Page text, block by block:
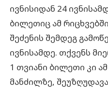
ივნისიდან 24
ბილეთიც ამ
შეძენის შემდეგ
ივნისამდე. თქვენს
1 თვიანი ბილეთი კი
მანძილზე,